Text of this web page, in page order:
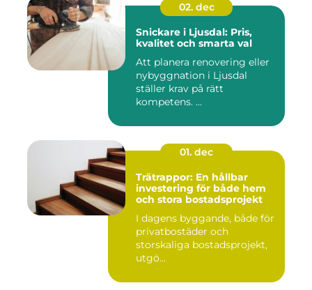
02. dec
Snickare i Ljusdal: Pris,
kvalitet och smarta val
Att planera renovering eller
nybyggnation i Ljusdal
ställer krav på rätt
kompetens. ...
01. dec
Trätrappor: En hållbar
investering för både hem
och stora bostadsprojekt
I dagens byggande, både för
privatbostäder och
storskaliga bostadsprojekt,
utgö...